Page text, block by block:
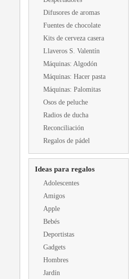
Difusores de aromas
Fuentes de chocolate
Kits de cerveza casera
Llaveros S. Valentín
Máquinas: Algodón
Máquinas: Hacer pasta
Máquinas: Palomitas
Osos de peluche
Radios de ducha
Reconciliación
Regalos de pádel
Ideas para regalos
Adolescentes
Amigos
Apple
Bebés
Deportistas
Gadgets
Hombres
Jardín